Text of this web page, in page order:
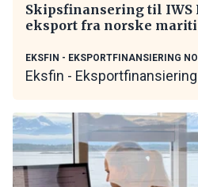
Skipsfinansering til IWS
eksport fra norske
EKSFIN - EKSPORTFINANSIERING
Eksfin -